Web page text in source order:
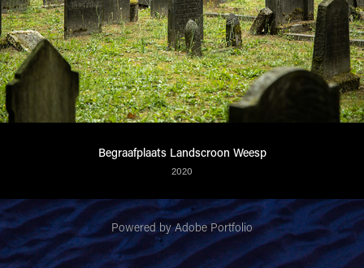
Begraafplaats Landscroon Weesp
2020
Powered byAdobe Portfolio